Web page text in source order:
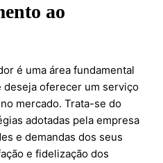
ao
é uma área fundamental
deseja oferecer um serviço
mercado. Trata-se do
adotadas pela empresa
e demandas dos seus
e fidelização dos